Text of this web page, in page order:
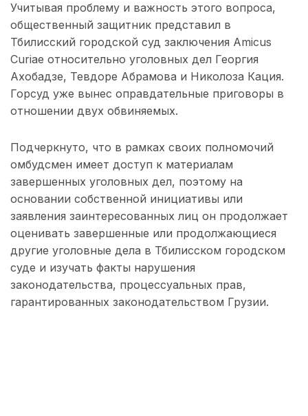
Учитывая проблему и важность этого вопроса,
общественный защитник представил в
Тбилисский городской суд заключения Amicus
Curiae относительно уголовных дел Георгия
Ахобадзе, Тевдоре Абрамова и Николоза Кация.
Горсуд уже вынес оправдательные приговоры в
отношении двух обвиняемых.
Подчеркнуто, что в рамках своих полномочий
омбудсмен имеет доступ к материалам
завершенных уголовных дел, поэтому на
основании собственной инициативы или
заявления заинтересованных лиц он продолжает
оценивать завершенные или продолжающиеся
другие уголовные дела в Тбилисском городском
суде и изучать факты нарушения
законодательства, процессуальных прав,
гарантированных законодательством Грузии.